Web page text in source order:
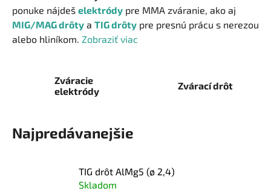
ponuke nájdeš elektródy pre MMA zváranie, ako aj
MIG/MAG drôty a TIG drôty pre presnú prácu s nerezou
alebo hliníkom. Zobraziť viac
Zváracie
elektródy
Zvárací drôt
Najpredávanejšie
TIG drôt AlMg5 (ø 2,4)
Skladom